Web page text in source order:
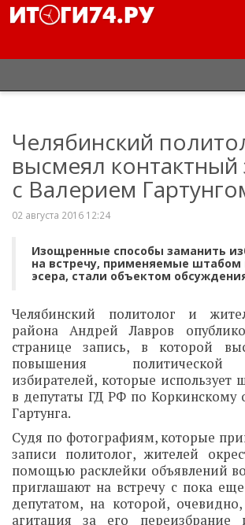
Челябинский
высмеял контактный
с Валерием
02 августа 2016 12:24
Изощренные способы заманить
на встречу, применяемые штабом
эсера, стали объектом
Челябинский политолог и
района Андрей Лавров
странице запись, в которой
повышения политической
избирателей, которые использует
в депутаты ГД РФ по Коркинскому
Гартунга.
Судя по фотографиям, которые
записи политолог, жителей
помощью расклейки объявлений
приглашают на встречу с пока
депутатом, на которой, очевидно,
агитация за его переизбрание